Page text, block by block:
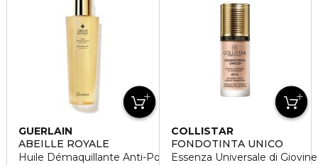
GUERLAIN
ABEILLE ROYALE
Huile Démaquillante Anti-Pollution
COLLISTAR
FONDOTINTA UNICO
Essenza Universale di